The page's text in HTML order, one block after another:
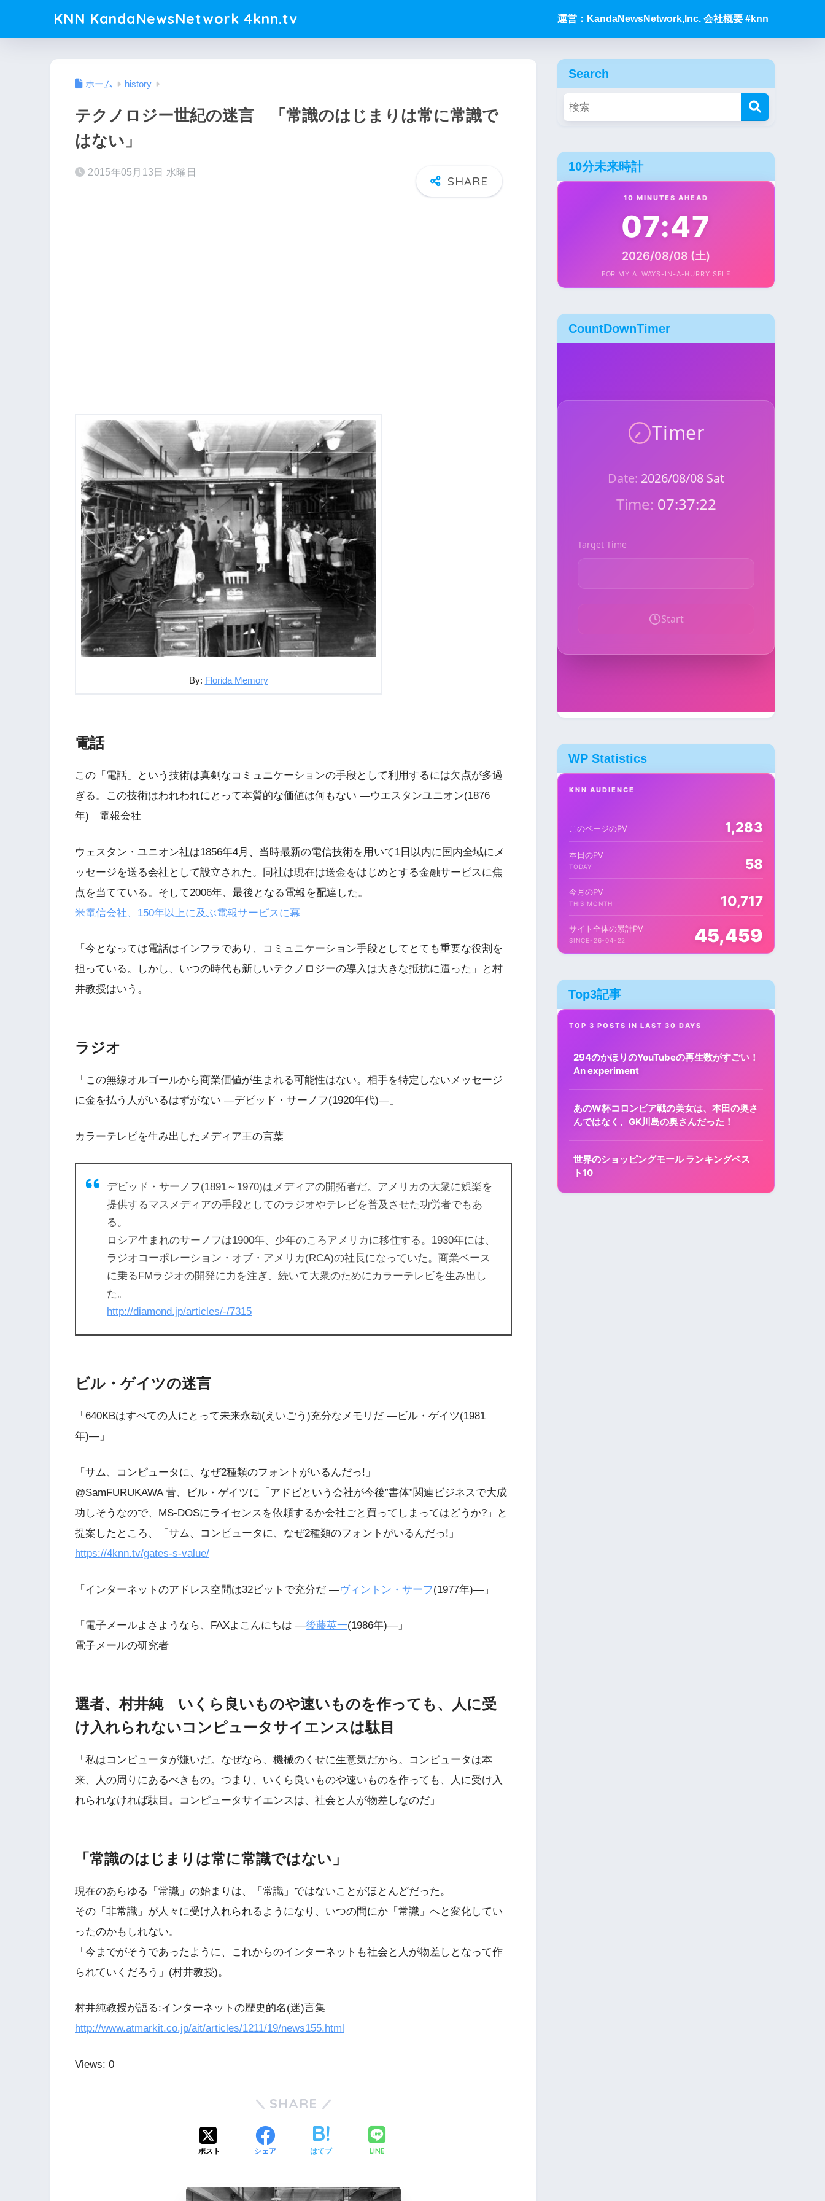
KNN KandaNewsNetwork 4knn.tv 運営：KandaNewsNetwork,Inc. 会社概要 #knn
ホーム history
テクノロジー世紀の迷言 「常識のはじまりは常に常識で
はない」
2015年05月13日 水曜日
By: Florida Memory
電話
この「電話」という技術は真剣なコミュニケーションの手段として利用するには欠点が多過
ぎる。この技術はわれわれにとって本質的な価値は何もない ―ウエスタンユニオン(1876
年) 電報会社
ウェスタン・ユニオン社は1856年4月、当時最新の電信技術を用いて1日以内に国内全域にメ
ッセージを送る会社として設立された。同社は現在は送金をはじめとする金融サービスに焦
点を当てている。そして2006年、最後となる電報を配達した。
米電信会社、150年以上に及ぶ電報サービスに幕
「今となっては電話はインフラであり、コミュニケーション手段としてとても重要な役割を
担っている。しかし、いつの時代も新しいテクノロジーの導入は大きな抵抗に遭った」と村
井教授はいう。
ラジオ
「この無線オルゴールから商業価値が生まれる可能性はない。相手を特定しないメッセージ
に金を払う人がいるはずがない ―デビッド・サーノフ(1920年代)―」
カラーテレビを生み出したメディア王の言葉
デビッド・サーノフ(1891～1970)はメディアの開拓者だ。アメリカの大衆に娯楽を
提供するマスメディアの手段としてのラジオやテレビを普及させた功労者でもあ
る。
ロシア生まれのサーノフは1900年、少年のころアメリカに移住する。1930年には、
ラジオコーポレーション・オブ・アメリカ(RCA)の社長になっていた。商業ベース
に乗るFMラジオの開発に力を注ぎ、続いて大衆のためにカラーテレビを生み出し
た。
http://diamond.jp/articles/-/7315
ビル・ゲイツの迷言
「640KBはすべての人にとって未来永劫(えいごう)充分なメモリだ ―ビル・ゲイツ(1981
年)―」
「サム、コンピュータに、なぜ2種類のフォントがいるんだっ!」
@SamFURUKAWA 昔、ビル・ゲイツに「アドビという会社が今後”書体”関連ビジネスで大成
功しそうなので、MS-DOSにライセンスを依頼するか会社ごと買ってしまってはどうか?」と
提案したところ、「サム、コンピュータに、なぜ2種類のフォントがいるんだっ!」
https://4knn.tv/gates-s-value/
「インターネットのアドレス空間は32ビットで充分だ ―ヴィントン・サーフ(1977年)―」
「電子メールよさようなら、FAXよこんにちは ―後藤英一(1986年)―」
電子メールの研究者
選者、村井純 いくら良いものや速いものを作っても、人に受
け入れられないコンピュータサイエンスは駄目
「私はコンピュータが嫌いだ。なぜなら、機械のくせに生意気だから。コンピュータは本
来、人の周りにあるべきもの。つまり、いくら良いものや速いものを作っても、人に受け入
れられなければ駄目。コンピュータサイエンスは、社会と人が物差しなのだ」
「常識のはじまりは常に常識ではない」
現在のあらゆる「常識」の始まりは、「常識」ではないことがほとんどだった。
その「非常識」が人々に受け入れられるようになり、いつの間にか「常識」へと変化してい
ったのかもしれない。
「今までがそうであったように、これからのインターネットも社会と人が物差しとなって作
られていくだろう」(村井教授)。
村井純教授が語る:インターネットの歴史的名(迷)言集
http://www.atmarkit.co.jp/ait/articles/1211/19/news155.html
Views: 0
SHARE
ポスト シェア はてブ LINE
Search
10分未来時計
10 MINUTES AHEAD
07:47
2026/08/08 (土)
FOR MY ALWAYS-IN-A-HURRY SELF
CountDownTimer
WP Statistics
KNN AUDIENCE
このページのPV 1,283
本日のPV
TODAY 58
今月のPV
THIS MONTH 10,717
サイト全体の累計PV
SINCE-26-04-22 45,459
Top3記事
TOP 3 POSTS IN LAST 30 DAYS
294のかほりのYouTubeの再生数がすごい！
An experiment
あのW杯コロンビア戦の美女は、本田の奥さ
んではなく、GK川島の奥さんだった！
世界のショッピングモール ランキングベス
ト10